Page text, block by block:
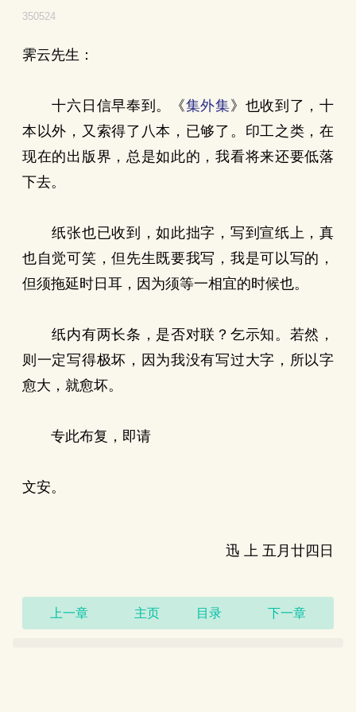
350524
霁云先生：
十六日信早奉到。《集外集》也收到了，十
本以外，又索得了八本，已够了。印工之类，在
现在的出版界，总是如此的，我看将来还要低落
下去。
纸张也已收到，如此拙字，写到宣纸上，真
也自觉可笑，但先生既要我写，我是可以写的，
但须拖延时日耳，因为须等一相宜的时候也。
纸内有两长条，是否对联？乞示知。若然，
则一定写得极坏，因为我没有写过大字，所以字
愈大，就愈坏。
专此布复，即请
文安。
迅 上 五月廿四日
上一章 主页 目录 下一章